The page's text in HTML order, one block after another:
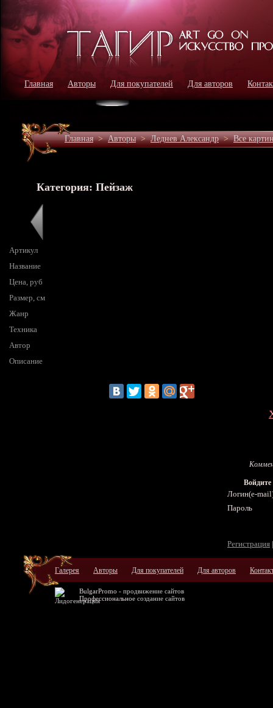
Главная Авторы Для покупателей Для авторов
Главная>Авторы>Леднев Александр>Все
Категория: Пейзаж
Артикул
Название
Цена, руб
Размер, см
Жанр
Техника
Автор
Описание
Логин(e-
Пароль
Регистрация
Галерея Авторы Для покупателей Для авторов
BulgarPromo - продвижение сайтов
Профессиональное создание сайтов